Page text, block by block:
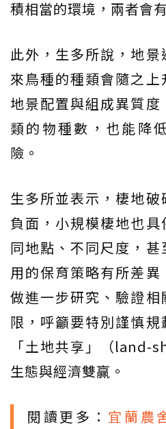
積相當的環境，兩者會
此外，生多所說，地
來鳥種的種類會隨之
地景配置與組成異質
類的物種數，也能降
險。
生多所並表示，棲地
負面，小規模棲地也
同地點、不同尺度，
用的保育策略有所差
做進一步研究、驗證
限，呼籲要特別謹慎
「土地共享」（land-
生態與經濟雙贏。
閱讀更多： 宜蘭農